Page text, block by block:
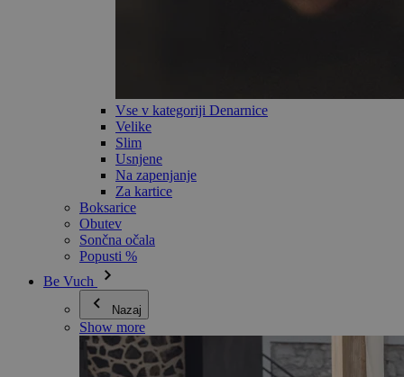
Vse v kategoriji Denarnice
Velike
Slim
Usnjene
Na zapenjanje
Za kartice
Boksarice
Obutev
Sončna očala
Popusti %
Be Vuch
Nazaj
Show more